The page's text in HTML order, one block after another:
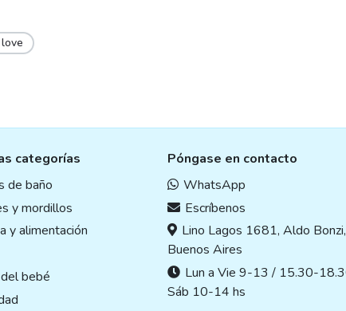
categorías
de baño
y mordillos
y alimentación
bebé
Póngase en contacto
WhatsApp
Escríbenos
Lino Lagos 1681, Aldo Bonzi,
Buenos Aires
Lun a Vie 9-13 / 15.30-
Sáb 10-14 hs